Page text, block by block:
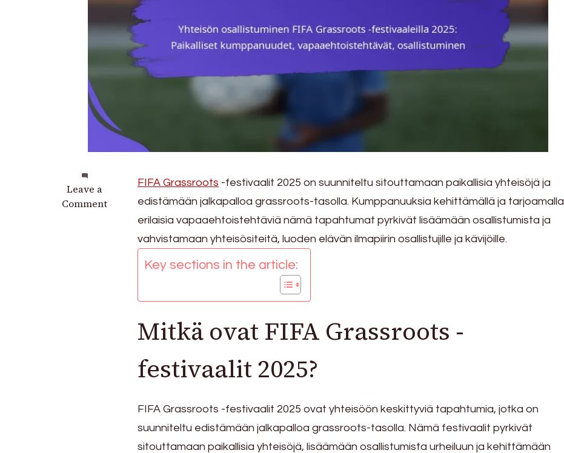
Leave a
Comment
on
Yhteisön
osallistuminen
vapaaehtoistehtävät,
FIFA Grassroots -festivaalit 2025 on suunniteltu sitouttamaan paikallisia yhteisöjä ja
edistämään jalkapalloa grassroots-tasolla. Kumppanuuksia kehittämällä ja tarjoamalla
erilaisia vapaaehtoistehtäviä nämä tapahtumat pyrkivät lisäämään osallistumista ja
vahvistamaan yhteisösiteitä, luoden elävän ilmapiirin osallistujille ja kävijöille.
Key sections in the article:
Mitkä ovat FIFA Grassroots -
festivaalit 2025?
FIFA Grassroots -festivaalit 2025 ovat yhteisöön keskittyviä tapahtumia, jotka on
suunniteltu edistämään jalkapalloa grassroots-tasolla. Nämä festivaalit pyrkivät
sitouttamaan paikallisia yhteisöjä, lisäämään osallistumista urheiluun ja kehittämään